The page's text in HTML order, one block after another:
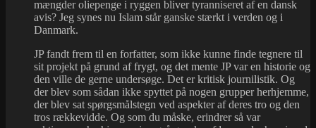
mængder oliepenge i ryggen bliver tyranniseret af en dansk
avis? Jeg synes nu Islam står ganske stærkt i verden og i
Danmark.
JP fandt frem til en forfatter, som ikke kunne finde tegnere til
sit projekt på grund af frygt, og det mente JP var en historie og
den ville de gerne undersøge. Det er kritisk journilistik. Og
der blev som sådan ikke spyttet på nogen grupper herhjemme,
der blev sat spørgsmålstegn ved aspekter af deres tro og den
tros rækkevidde. Og som du måske, erindrer så var